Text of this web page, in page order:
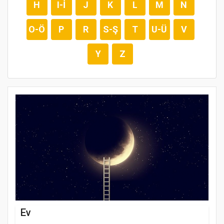
H I-İ J K L M N
O-Ö P R S-Ş T U-Ü V
Y Z
Ev